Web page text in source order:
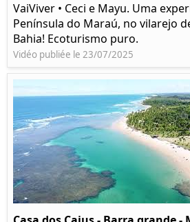
VaiViver • Ceci e Mayu. Uma
Península do Maraú, no vilarejo
Bahia! Ecoturismo puro.
Vidéo publiée le 23/07/2025